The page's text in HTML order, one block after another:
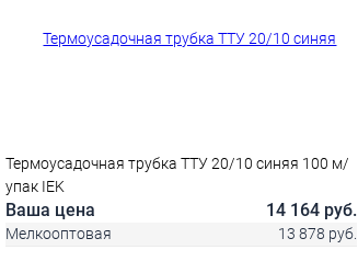
Термоусадочная трубка ТТУ 20/10 синяя 100 м/
упак IEK
Ваша цена 14 164 руб.
Мелкооптовая 13 878 руб.